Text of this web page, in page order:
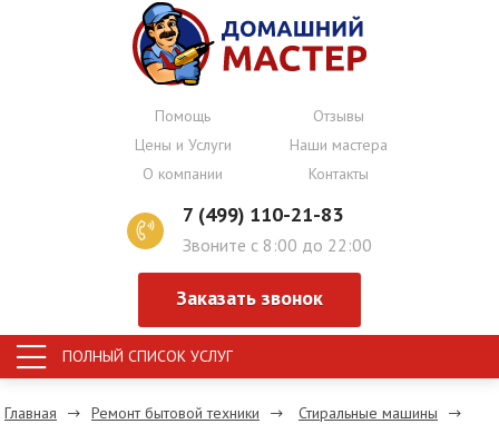
Помощь
Отзывы
Цены и Услуги
Наши мастера
О компании
Контакты
7 (499) 110-21-83
Звоните с 8:00 до 22:00
Заказать звонок
ПОЛНЫЙ СПИСОК УСЛУГ
Главная Ремонт бытовой техники Стиральные машины